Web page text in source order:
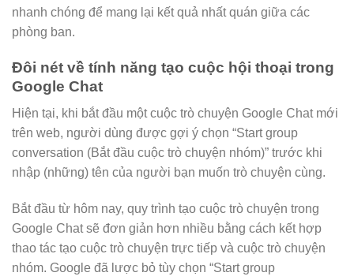
nhanh chóng để mang lại kết quả nhất quán giữa các
phòng ban.
Đôi nét về tính năng tạo cuộc hội thoại trong
Google Chat
Hiện tại, khi bắt đầu một cuộc trò chuyện Google Chat mới
trên web, người dùng được gợi ý chọn “Start group
conversation (Bắt đầu cuộc trò chuyện nhóm)” trước khi
nhập (những) tên của người bạn muốn trò chuyện cùng.
Bắt đầu từ hôm nay, quy trình tạo cuộc trò chuyện trong
Google Chat sẽ đơn giản hơn nhiều bằng cách kết hợp
thao tác tạo cuộc trò chuyện trực tiếp và cuộc trò chuyện
nhóm. Google đã lược bỏ tùy chọn “Start group